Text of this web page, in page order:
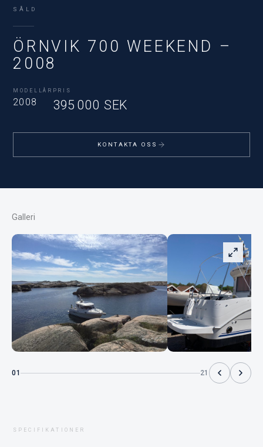
SÅLD
ÖRNVIK 700 WEEKEND –
2008
MODELLÅR
2008
PRIS
395 000 SEK
KONTAKTA OSS
Galleri
01 21
SPECIFIKATIONER